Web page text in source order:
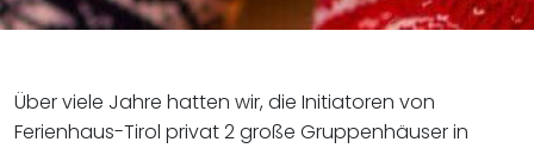
Über viele Jahre hatten wir, die Initiatoren von
Ferienhaus-Tirol privat 2 große Gruppenhäuser in